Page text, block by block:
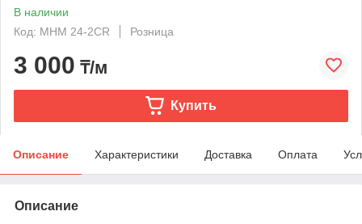
В наличии
Код: MHM 24-2CR
Розница
3 000 ₸/м
Купить
Описание Характеристики Доставка Оплата
Описание